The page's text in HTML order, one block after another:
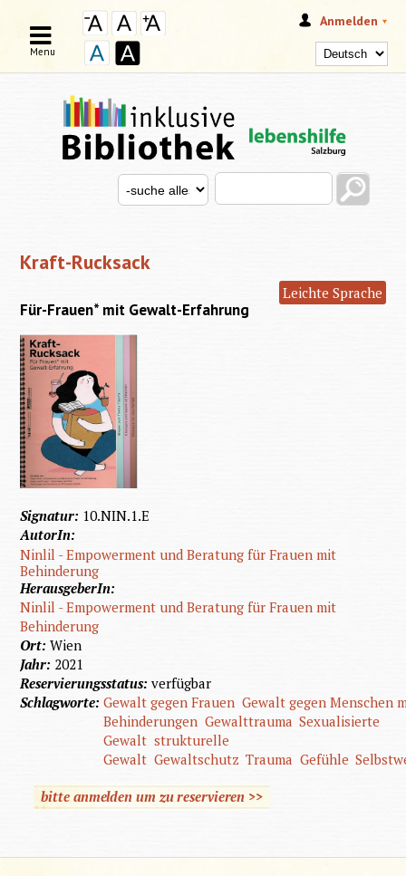
Anmelden
SUCHFORMULAR
Search this site
Search for
Menu
Kraft-Rucksack
Leichte Sprache
Für-Frauen* mit Gewalt-Erfahrung
Signatur: 10.NIN.1.E
AutorIn:
Ninlil - Empowerment und Beratung für Frauen mit
Behinderung
HerausgeberIn:
Ninlil - Empowerment und Beratung für Frauen mit
Behinderung
Ort:Wien
Jahr: 2021
Reservierungsstatus:verfügbar
Schlagworte:Gewalt gegen Frauen Gewalt gegen Menschen
Behinderungen Gewalttrauma Sexualisierte
Gewalt strukturelle
Gewalt Gewaltschutz Trauma Gefühle
bitte anmelden um zu reservieren >>